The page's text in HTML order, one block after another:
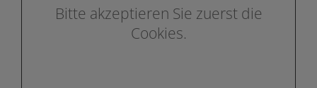
Bitte akzeptieren Sie zuerst die
Cookies.